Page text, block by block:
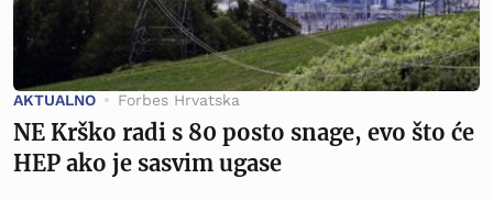
AKTUALNO Forbes Hrvatska
NE Krško radi s 80 posto snage, evo što će
HEP ako je sasvim ugase